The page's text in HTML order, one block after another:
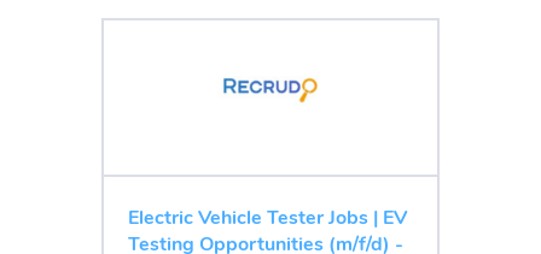
Electric Vehicle Tester Jobs | EV
Testing Opportunities (m/f/d) -